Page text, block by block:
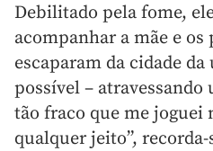
Debilitado pela fome,
acompanhar a mãe e
escaparam da cidade
possível – atravessando
tão fraco que me joguei
qualquer jeito”, recorda-